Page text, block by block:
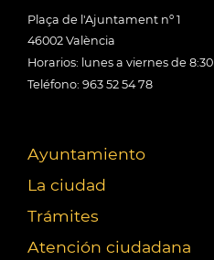
Plaça de l'Ajuntament nº 1
46002 València
Horarios: lunes a viernes de
Teléfono: 963 52 54 78
Ayuntamiento
La ciudad
Trámites
Atención ciudadana